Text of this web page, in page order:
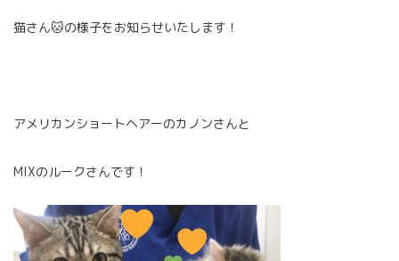
猫さん🐱の様子をお知らせいたします！
アメリカンショートヘアーのカノンさんと
MIXのルークさんです！